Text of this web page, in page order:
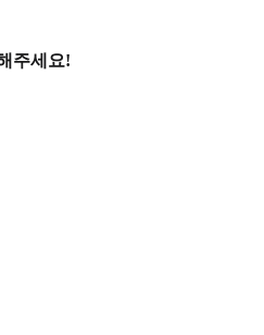
주세요!